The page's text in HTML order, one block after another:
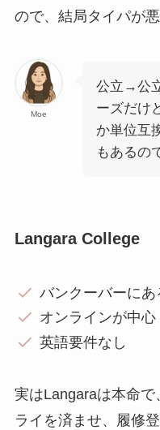
ので、結局タイパが
Moe
公立→公
ーズだけ
か単位互
もあるの
Langara College
バンクーバーに
オンラインが中心
英語要件なし
実はLangaraは本命
ライを済ませ、履修